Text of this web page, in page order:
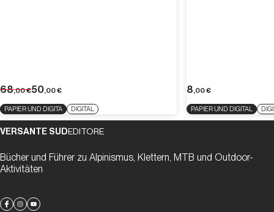
68,00€50,00€
PAPIER UND DIGITA DIGITAL
8,00€
PAPIER UND DIGITAL
VERSANTE SUDEDITORE
Bücher und Führer zu Alpinismus, Klettern, MTB und Outdoor-
Aktivitäten